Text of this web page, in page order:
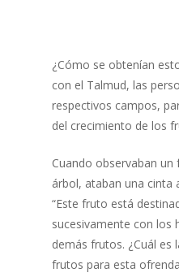
¿Cómo se obtenían
con el Talmud, las
respectivos campos,
del crecimiento de los
Cuando observaban
árbol, ataban una cinta
“Este fruto está
sucesivamente con los
demás frutos. ¿Cuál es
frutos para esta